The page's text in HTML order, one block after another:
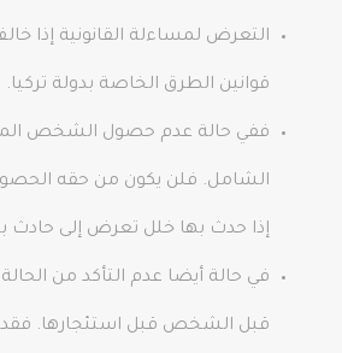
التعرض لمساءلة القانونية إذا
قوانين الطرق الخاصة بدولة تركيا.
ففي حالة عدم حصول الشخص
الشامل. فلن يكون من حقه
إذا حدث بها خلل تعرض إلى حادث
في حالة أيضا عدم التأكد من
قبل الشخص قبل استئجارها.